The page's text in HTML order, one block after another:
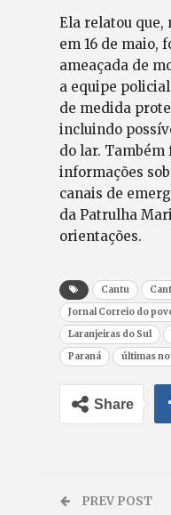
Ela relatou que,
em 16 de maio,
ameaçada de
a equipe
de medida
incluindo
do lar. Também
informações
canais de
da Patrulha
orientações.
Cantu
Jornal Correio do
Laranjeiras do Sul
Paraná
últimas
Share
PREV POST